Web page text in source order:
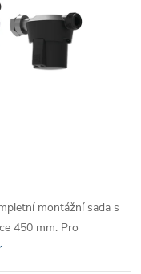
montážní sada s
450 mm. Pro